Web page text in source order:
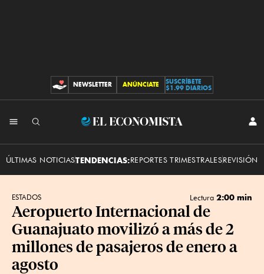
CONTRIBUCIONES
NEWSLETTER ANÚNCIATE
SUSCRÍBETE
$1.99 DIARIOS
El
ÚLTIMAS NOTICIASTENDENCIAS:REPORTES TRIMESTRALESREVISIÓN
ESTADOS Lectura 2:00 min
Aeropuerto Internacional de
Guanajuato movilizó a más de 2
millones de pasajeros de enero a
agosto